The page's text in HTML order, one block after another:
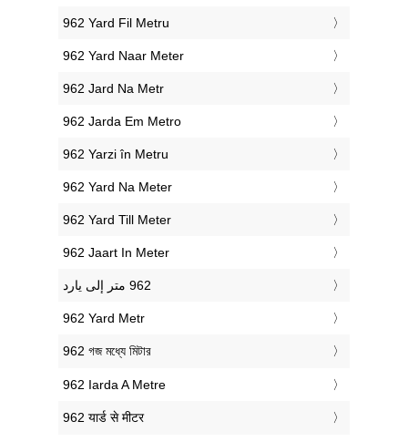
‎962 Yard Fil Metru
‎962 Yard Naar Meter
‎962 Jard Na Metr
‎962 Jarda Em Metro
‎962 Yarzi în Metru
‎962 Yard Na Meter
‎962 Yard Till Meter
‎962 Jaart In Meter
‎962 Yard Metr
‎962 গজ মধ্যে মিটার
‎962 Iarda A Metre
‎962 यार्ड से मीटर